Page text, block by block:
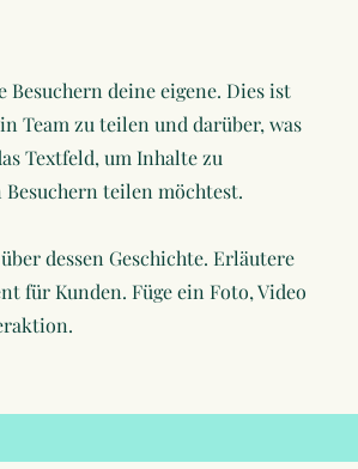
Besuchern deine eigene. Dies ist
Team zu teilen und darüber, was
Textfeld, um Inhalte zu
teilen möchtest.
dessen Geschichte. Erläutere
für Kunden. Füge ein Foto, Video